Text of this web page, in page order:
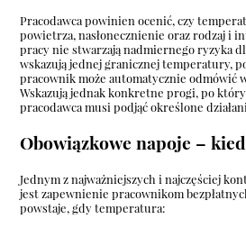
Pracodawca powinien ocenić, czy
powietrza, nasłonecznienie oraz rodzaj i
pracy nie stwarzają nadmiernego ryzyka
wskazują jednej granicznej temperatury,
pracownik może automatycznie odmówić
Wskazują jednak konkretne progi, po
pracodawca musi podjąć określone
Obowiązkowe napoje –
Jednym z najważniejszych i najczęściej
jest zapewnienie pracownikom
powstaje, gdy temperatura: